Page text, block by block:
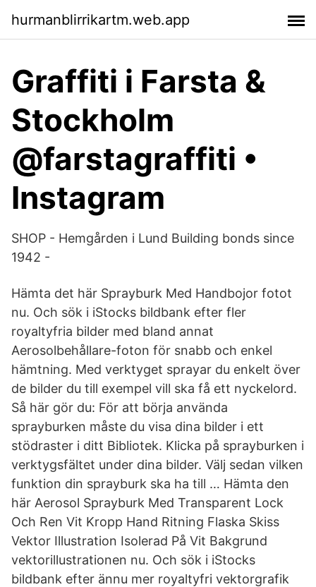
hurmanblirrikartm.web.app
Graffiti i Farsta &
Stockholm
@farstagraffiti •
Instagram
SHOP - Hemgården i Lund Building bonds since
1942 -
Hämta det här Sprayburk Med Handbojor fotot
nu. Och sök i iStocks bildbank efter fler
royaltyfria bilder med bland annat
Aerosolbehållare-foton för snabb och enkel
hämtning. Med verktyget sprayar du enkelt över
de bilder du till exempel vill ska få ett nyckelord.
Så här gör du: För att börja använda
sprayburken måste du visa dina bilder i ett
stödraster i ditt Bibliotek. Klicka på sprayburken i
verktygsfältet under dina bilder. Välj sedan vilken
funktion din sprayburk ska ha till … Hämta den
här Aerosol Sprayburk Med Transparent Lock
Och Ren Vit Kropp Hand Ritning Flaska Skiss
Vektor Illustration Isolerad På Vit Bakgrund
vektorillustrationen nu. Och sök i iStocks
bildbank efter ännu mer royaltyfri vektorgrafik